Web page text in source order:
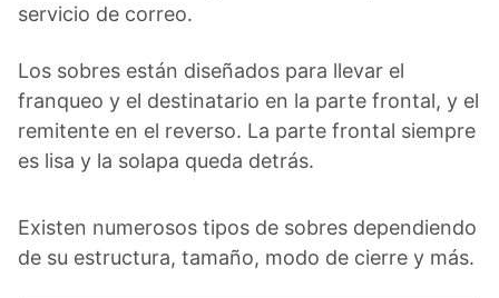
servicio de correo.
Los sobres están diseñados para llevar el
franqueo y el destinatario en la parte frontal, y el
remitente en el reverso. La parte frontal siempre
es lisa y la solapa queda detrás.
Existen numerosos tipos de sobres dependiendo
de su estructura, tamaño, modo de cierre y más.